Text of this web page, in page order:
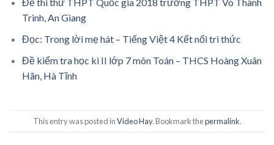
Đề thi thử THPT Quốc gia 2018 trường THPT Võ Thành
Trinh, An Giang
Đọc: Trong lời mẹ hát – Tiếng Việt 4 Kết nối tri thức
Đề kiểm tra học kì II lớp 7 môn Toán – THCS Hoàng Xuân
Hãn, Hà Tĩnh
This entry was posted inVideo Hay. Bookmark thepermalink.